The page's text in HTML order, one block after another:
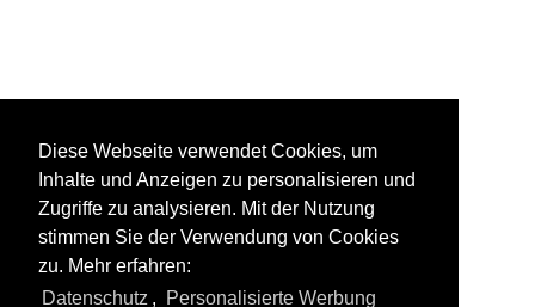
Diese Webseite verwendet Cookies, um
Inhalte und Anzeigen zu personalisieren und
Zugriffe zu analysieren. Mit der Nutzung
stimmen Sie der Verwendung von Cookies
zu. Mehr erfahren:
Datenschutz , Personalisierte Werbung